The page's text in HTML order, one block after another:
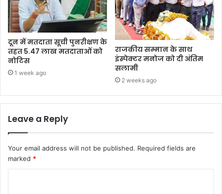
दून में मतदाता सूची पुनरीक्षण के
तहत 5.47 लाख मतदाताओं को
नोटिस
1 week ago
राजकीय सम्मान के साथ
इंस्पेक्टर मनोज को दी अंतिम
सलामी
2 weeks ago
Leave a Reply
Your email address will not be published. Required fields are
marked *